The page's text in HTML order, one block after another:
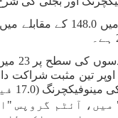
آئٹم گروپس